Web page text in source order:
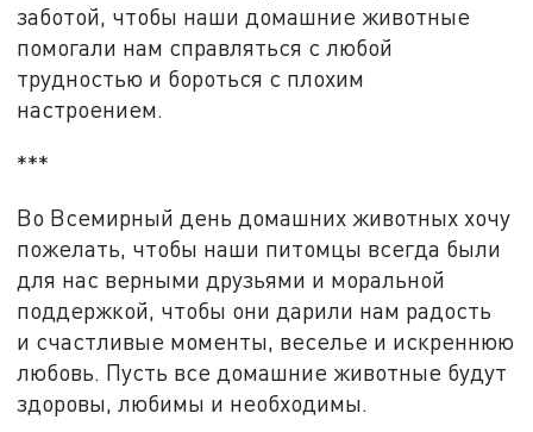
заботой, чтобы наши домашние животные
помогали нам справляться с любой
трудностью и бороться с плохим
настроением.
***
Во Всемирный день домашних животных хочу
пожелать, чтобы наши питомцы всегда были
для нас верными друзьями и моральной
поддержкой, чтобы они дарили нам радость
и счастливые моменты, веселье и искреннюю
любовь. Пусть все домашние животные будут
здоровы, любимы и необходимы.